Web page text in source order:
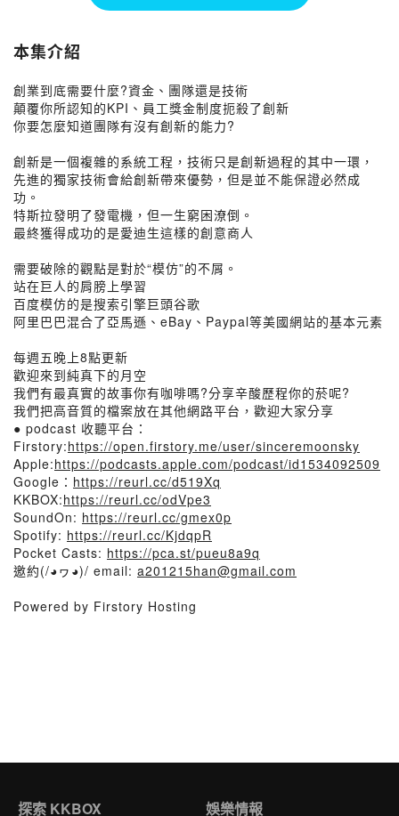
本集介紹
創業到底需要什麼?資金、團隊還是技術
顛覆你所認知的KPI、員工獎金制度扼殺了創新
你要怎麼知道團隊有沒有創新的能力?
創新是一個複雜的系統工程，技術只是創新過程的其中一環，
先進的獨家技術會給創新帶來優勢，但是並不能保證必然成
功。
特斯拉發明了發電機，但一生窮困潦倒。
最終獲得成功的是愛迪生這樣的創意商人
需要破除的觀點是對於“模仿”的不屑。
站在巨人的肩膀上學習
百度模仿的是搜索引擎巨頭谷歌
阿里巴巴混合了亞馬遜、eBay、Paypal等美國網站的基本元素
每週五晚上8點更新
歡迎來到純真下的月空
我們有最真實的故事你有咖啡嗎?分享辛酸歷程你的菸呢?
我們把高音質的檔案放在其他網路平台，歡迎大家分享
● podcast 收聽平台：
Firstory:https://open.firstory.me/user/sinceremoonsky
Apple:https://podcasts.apple.com/podcast/id1534092509
Google： https://reurl.cc/d519Xq
KKBOX:https://reurl.cc/odVpe3
SoundOn: https://reurl.cc/gmex0p
Spotify: https://reurl.cc/KjdqpR
Pocket Casts: https://pca.st/pueu8a9q
邀約(/◕ヮ◕)/ email: a201215han@gmail.com
Powered by Firstory Hosting
探索 KKBOX 娛樂情報